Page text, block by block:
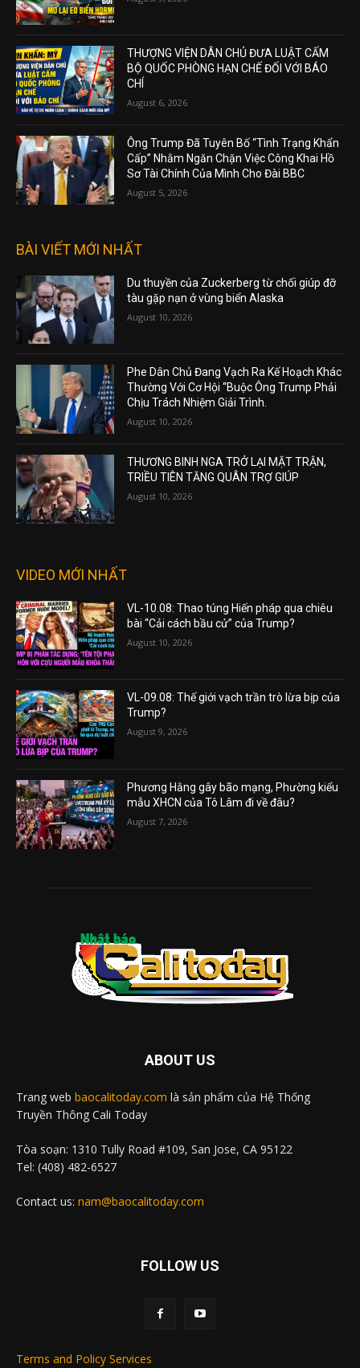
THƯỢNG VIỆN DÂN CHỦ ĐƯA LUẬT CẤM
BỘ QUỐC PHÒNG HẠN CHẾ ĐỐI VỚI BÁO
CHÍ
August 6, 2026
Ông Trump Đã Tuyên Bố “Tình Trạng Khẩn
Cấp” Nhằm Ngăn Chặn Việc Công Khai Hồ
Sơ Tài Chính Của Mình Cho Đài BBC
August 5, 2026
BÀI VIẾT MỚI NHẤT
Du thuyền của Zuckerberg từ chối giúp đỡ
tàu gặp nạn ở vùng biển Alaska
August 10, 2026
Phe Dân Chủ Đang Vạch Ra Kế Hoạch Khác
Thường Với Cơ Hội “Buộc Ông Trump Phải
Chịu Trách Nhiệm Giải Trình.
August 10, 2026
THƯƠNG BINH NGA TRỞ LẠI MẶT TRẬN,
TRIỀU TIÊN TĂNG QUÂN TRỢ GIÚP
August 10, 2026
VIDEO MỚI NHẤT
VL-10.08: Thao túng Hiến pháp qua chiêu
bài “Cải cách bầu cử” của Trump?
August 10, 2026
VL-09.08: Thế giới vạch trần trò lừa bịp của
Trump?
August 9, 2026
Phương Hằng gây bão mạng, Phường kiểu
mẫu XHCN của Tô Lâm đi về đâu?
August 7, 2026
ABOUT US
Trang web baocalitoday.com là sản phẩm của Hệ Thống
Truyền Thông Cali Today
Tòa soạn: 1310 Tully Road #109, San Jose, CA 95122
Tel: (408) 482-6527
Contact us: nam@baocalitoday.com
FOLLOW US
Terms and Policy Services